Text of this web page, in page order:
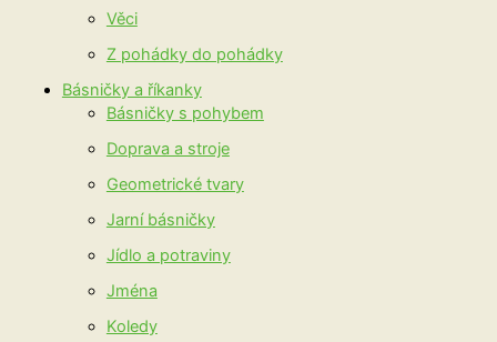
Věci
Z pohádky do pohádky
Básničky a říkanky
Básničky s pohybem
Doprava a stroje
Geometrické tvary
Jarní básničky
Jídlo a potraviny
Jména
Koledy